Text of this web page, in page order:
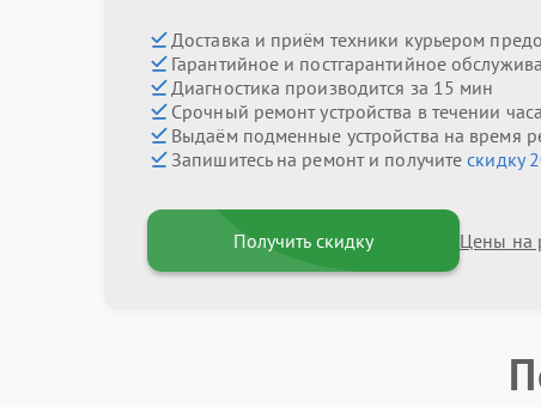
Доставка и приём техники курьером
Гарантийное и постгарантийное
Диагностика производится за 15 мин
Срочный ремонт устройства в течении часа
Выдаём подменные устройства на время
Запишитесь на ремонт и получитескидку
Получить скидку Цены на